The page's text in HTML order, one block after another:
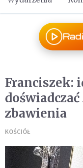
Franciszek:
zbawienia
KOŚCIÓŁ